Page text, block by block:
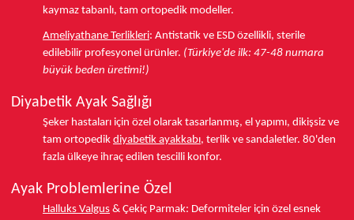
kaymaz tabanlı, tam ortopedik modeller.
Ameliyathane Terlikleri: Antistatik ve ESD özellikli, sterile
edilebilir profesyonel ürünler. (Türkiye'de ilk: 47-48 numara
büyük beden üretimi!)
Diyabetik Ayak Sağlığı
Şeker hastaları için özel olarak tasarlanmış, el yapımı, dikişsiz ve
tam ortopedik diyabetik ayakkabı, terlik ve sandaletler. 80'den
fazla ülkeye ihraç edilen tescilli konfor.
Ayak Problemlerine Özel
Halluks Valgus & Çekiç Parmak: Deformiteler için özel esnek